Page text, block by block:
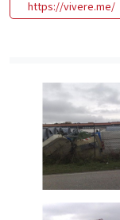
https://vivere.me/